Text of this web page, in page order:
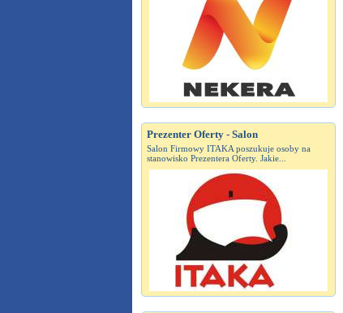
Prezenter Oferty - Salon
Salon Firmowy ITAKA poszukuje osoby na
stanowisko Prezentera Oferty. Jakie...